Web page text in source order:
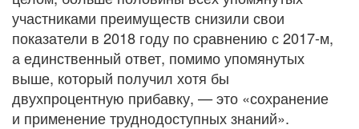
участниками преимуществ снизили свои
показатели в 2018 году по сравнению с 2017-м,
а единственный ответ, помимо упомянутых
выше, который получил хотя бы
двухпроцентную прибавку, — это «сохранение
и применение труднодоступных знаний».